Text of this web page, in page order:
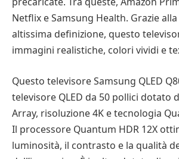
Netflix e Samsung Health. Grazie
altissima definizione, questo
immagini realistiche, colori vividi e
Questo televisore Samsung QLED
televisore QLED da 50 pollici dotato
Array, risoluzione 4K e tecnologia
Il processore Quantum HDR 12X
luminosità, il contrasto e la qualità